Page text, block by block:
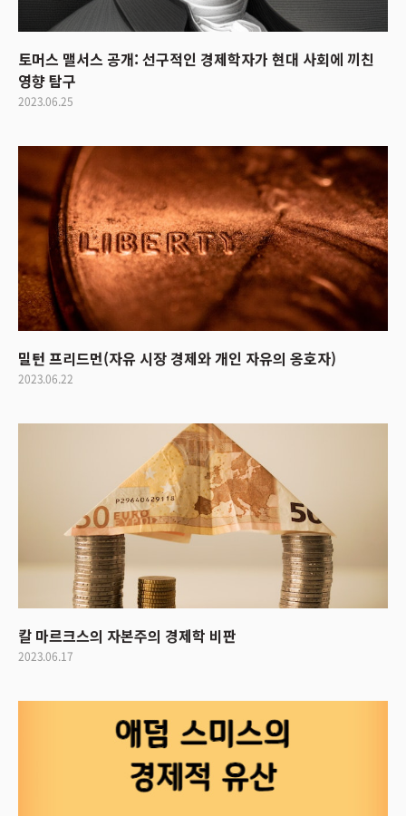
토머스 맬서스 공개: 선구적인 경제학자가 현대 사회에 끼친
영향 탐구
2023.06.25
밀턴 프리드먼(자유 시장 경제와 개인 자유의 옹호자)
2023.06.22
칼 마르크스의 자본주의 경제학 비판
2023.06.17